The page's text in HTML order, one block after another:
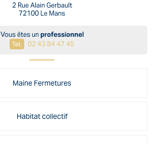
2 Rue Alain Gerbault
72100 Le Mans
Vous êtes unprofessionnel
Tel. 02 43 84 47 45
Maine Fermetures
Habitat collectif